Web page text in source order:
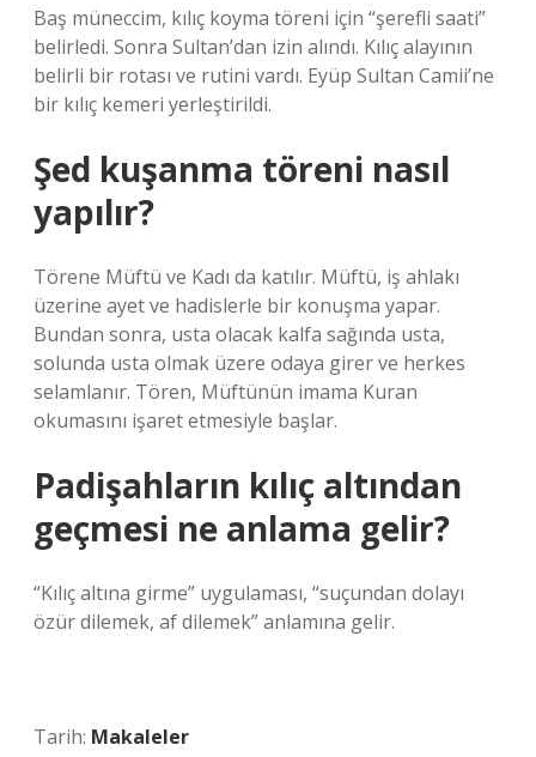
Baş müneccim, kılıç koyma töreni için “şerefli saati”
belirledi. Sonra Sultan’dan izin alındı. Kılıç alayının
belirli bir rotası ve rutini vardı. Eyüp Sultan Camii’ne
bir kılıç kemeri yerleştirildi.
Şed kuşanma töreni nasıl
yapılır?
Törene Müftü ve Kadı da katılır. Müftü, iş ahlakı
üzerine ayet ve hadislerle bir konuşma yapar.
Bundan sonra, usta olacak kalfa sağında usta,
solunda usta olmak üzere odaya girer ve herkes
selamlanır. Tören, Müftünün imama Kuran
okumasını işaret etmesiyle başlar.
Padişahların kılıç altından
geçmesi ne anlama gelir?
“Kılıç altına girme” uygulaması, “suçundan dolayı
özür dilemek, af dilemek” anlamına gelir.
Tarih: Makaleler